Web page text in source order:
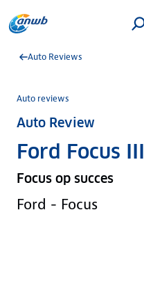
Auto Reviews
Auto reviews
Auto Review
Ford Focus III
Focus op succes
Ford - Focus